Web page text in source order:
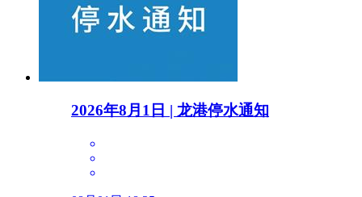
2026年8月1日 | 龙港停水通知